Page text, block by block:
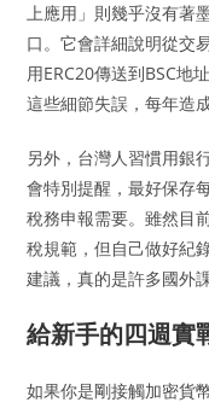
上應用」則幾乎沒有著
口。它會詳細說明從交
用ERC20傳送到BSC地
這些細節失誤，每年造
另外，台灣人習慣用銀
會特別提醒，最好保存
稅務申報需要。雖然目
稅規範，但自己做好紀
建議，真的是許多國外
給新手的四週實
如果你是剛接觸加密貨